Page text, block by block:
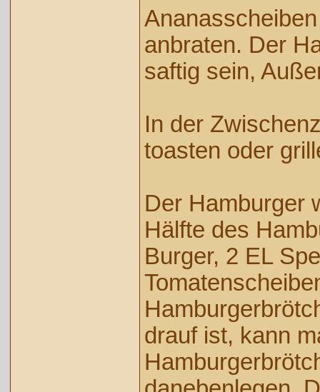
anbraten. Der
saftig sein,
In der
toasten oder
Der Hamburger
Hälfte des
Burger, 2 EL
drauf ist, kann